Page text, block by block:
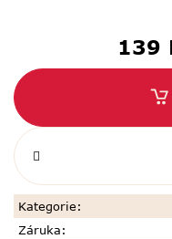
139
Kategorie:
Záruka: